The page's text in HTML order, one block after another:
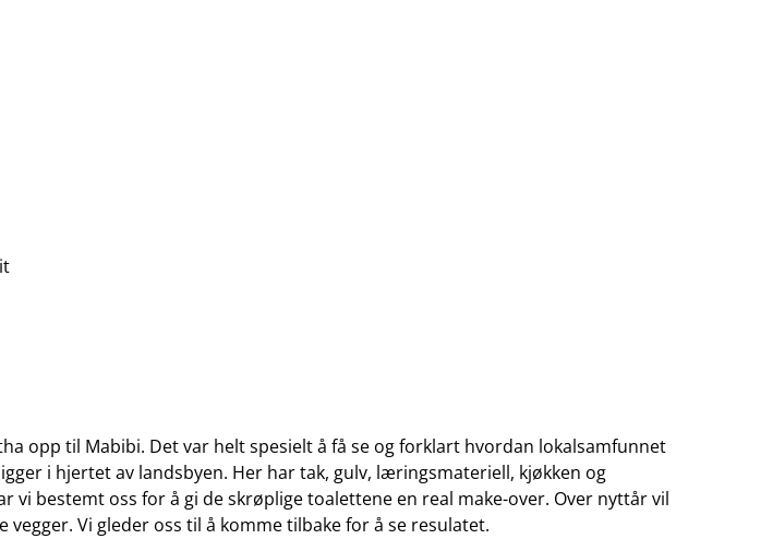
opp til Mabibi. Det var helt spesielt å få se og forklart hvordan lokalsamfunnet
i hjertet av landsbyen. Her har tak, gulv, læringsmateriell, kjøkken og
bestemt oss for å gi de skrøplige toalettene en real make-over. Over nyttår vil
Vi gleder oss til å komme tilbake for å se resulatet.